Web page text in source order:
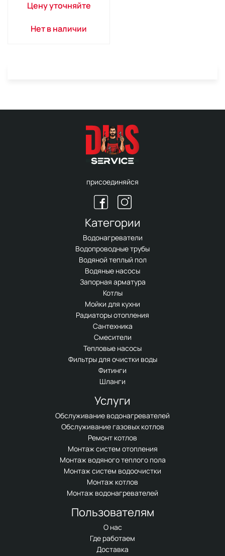
Цену уточняйте
Нет в наличии
присоединяйся
Категории
Водонагреватели
Водопроводные трубы
Водяной теплый пол
Водяные насосы
Запорная арматура
Котлы
Мойки для кухни
Радиаторы отопления
Сантехника
Смесители
Тепловые насосы
Фильтры для очистки воды
Фитинги
Шланги
Услуги
Обслуживание водонагревателей
Обслуживание газовых котлов
Ремонт котлов
Монтаж систем отопления
Монтаж водяного теплого пола
Монтаж систем водоочистки
Монтаж котлов
Монтаж водонагревателей
Пользователям
О нас
Где работаем
Доставка